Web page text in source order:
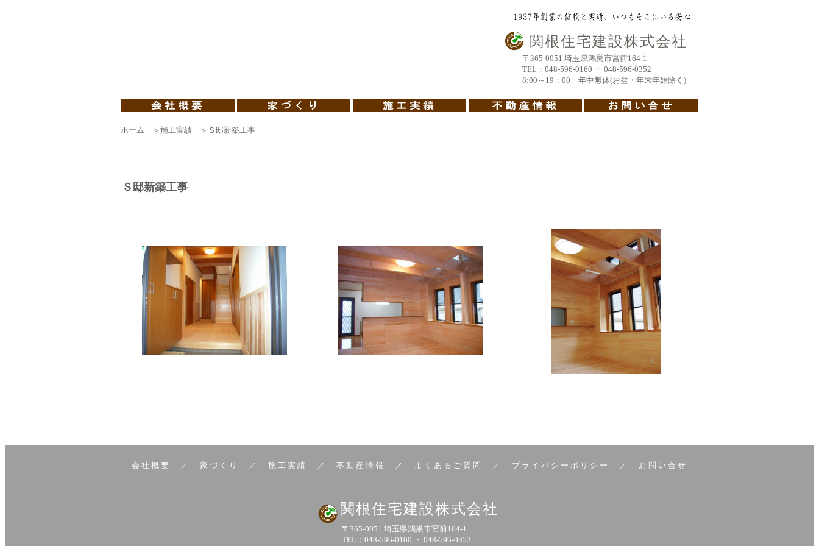
関根住宅建設株式会社
〒365-0051 埼玉県鴻巣市宮前164-1
TEL：048-596-0160 ・ 048-596-0352
8:00～19：00 年中無休(お盆・年末年始除く)
ホーム ＞ 施工実績 ＞Ｓ邸新築工事
Ｓ邸新築工事
会社概要 ／ 家づくり ／ 施工実績 ／ 不動産情報 ／ よくあるご質問 ／ プライバシーポリシー ／ お問い合せ
関根住宅建設株式会社
〒365-0051 埼玉県鴻巣市宮前164-1
TEL：048-596-0160 ・ 048-596-0352